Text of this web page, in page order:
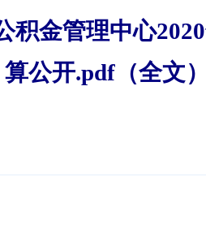
积金管理中心
算公开.pdf（全文